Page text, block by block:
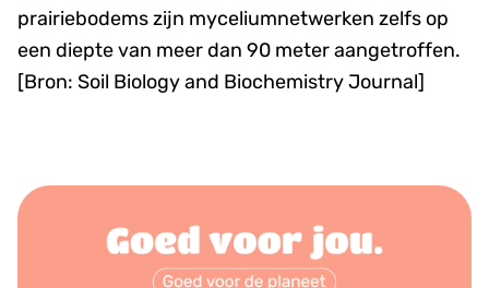
prairiebodems zijn myceliumnetwerken zelfs op
een diepte van meer dan 90 meter aangetroffen.
[Bron: Soil Biology and Biochemistry Journal]